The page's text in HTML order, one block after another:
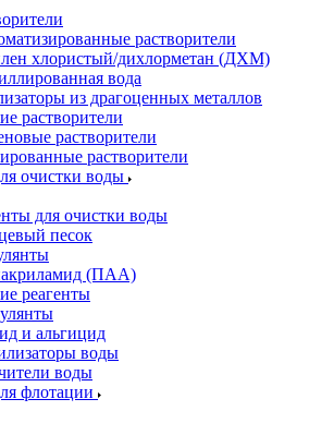
растворители
хлористый/дихлорметан (ДХМ)
вода
из драгоценных металлов
растворители
растворители
растворители
очистки воды
для очистки воды
песок
(ПАА)
реагенты
и альгицид
воды
воды
флотации